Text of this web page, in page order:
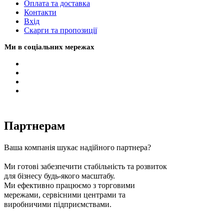
Оплата та доставка
Контакти
Вхiд
Скарги та пропозиції
Ми в соціальних мережах
Партнерам
Ваша компанія шукає надійного партнера?
Ми готові забезпечити стабільність та розвиток
для бізнесу будь-якого масштабу.
Ми ефективно працюємо з торговими
мережами, сервісними центрами та
виробничими підприємствами.